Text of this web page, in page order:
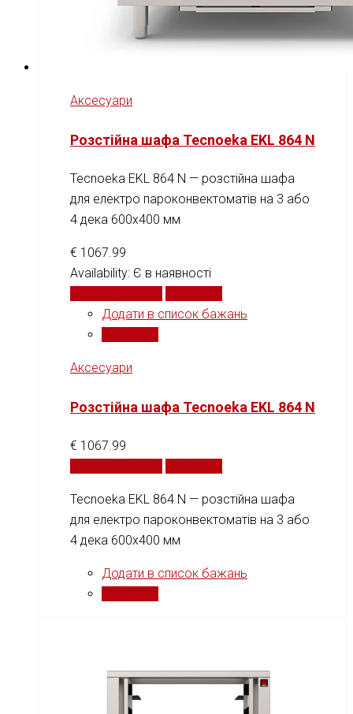
Аксесуари
Розстійна шафа Tecnoeka EKL 864 N
Tecnoeka EKL 864 N — розстійна шафа
для електро пароконвектоматів на 3 або
4 дека 600x400 мм
€ 1067.99
Availability: Є в наявності
Додати в список бажань
Аксесуари
Розстійна шафа Tecnoeka EKL 864 N
€ 1067.99
Tecnoeka EKL 864 N — розстійна шафа
для електро пароконвектоматів на 3 або
4 дека 600x400 мм
Додати в список бажань